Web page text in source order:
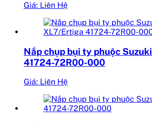
Giá: Liên Hệ
Nắp chụp bụi ty phuộc
41724-72R00-000
Giá: Liên Hệ